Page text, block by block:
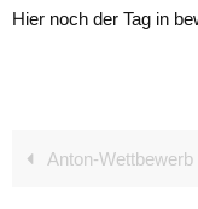
Hier noch der Tag in
Anton-Wettbewerb